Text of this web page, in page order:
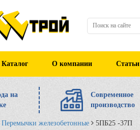
Каталог О компании Статьи
на
Современное
производство
Перемычки железобетонные 5ПБ25 -37П